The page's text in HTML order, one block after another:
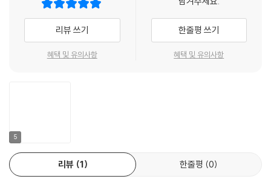
꽃이 보여주는 가장 아름다운 절정의 순간을 포착해 촬영했다.
〈퍼트남 & 퍼트남〉의 듀오, 대록과 마이클 퍼트남은 “이 책은 이 일을 시작
하기 전, 우리에게 꼭 필요했던 책입니다.” 라고 자평한다.
이제, 〈퍼트남 & 퍼트남〉이 그들의 첫 번째 책, ‘플로럴 컬러 가이드’를 통해
뉴욕 플라워 스튜디오 〈퍼트남 & 퍼트남〉의 대록과 마이클은 놀랍도록 창
의적인 조합으로 추억의 색조를 구현하여 로맨틱하고 드라마틱한 플로럴
어렌지먼트와 인스톨레이션으로 명성을 쌓았다.
리뷰 쓰기
혜택 및 유의사항
한줄평 쓰기
혜택 및 유의사항
5
리뷰 1 한줄평 0